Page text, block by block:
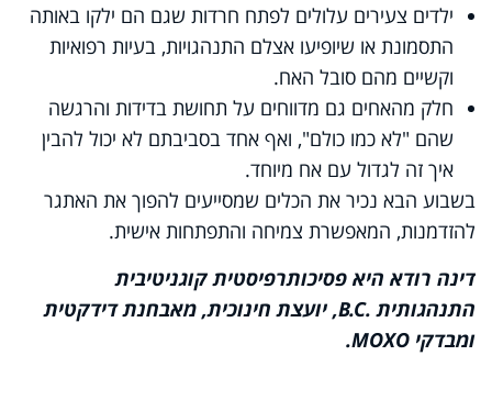
ילדים צעירים עלולים לפתח חרדות שגם הם ילקו באותה
התסמונת או שיופיעו אצלם התנהגויות, בעיות רפואיות
וקשיים מהם סובל האח.
חלק מהאחים גם מדווחים על תחושת בדידות והרגשה
שהם "לא כמו כולם", ואף אחד בסביבתם לא יכול להבין
איך זה לגדול עם אח מיוחד.
בשבוע הבא נכיר את הכלים שמסייעים להפוך את האתגר
להזדמנות, המאפשרת צמיחה והתפתחות אישית.
דינה רודא היא פסיכותרפיסטית קוגניטיבית
התנהגותית B.C., יועצת חינוכית, מאבחנת דידקטית
ומבדקי MOXO
.